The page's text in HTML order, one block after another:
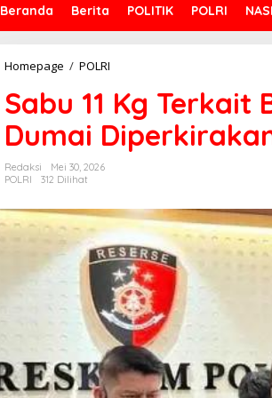
Beranda Berita POLITIK POLRI
Homepage / POLRI
b
u
1
1
e
k
a
i
t
B
u
r
o
n
y
Sabu 11 Kg
Dumai
Redaksi
Mei 30, 2026
POLRI
312 Dilihat